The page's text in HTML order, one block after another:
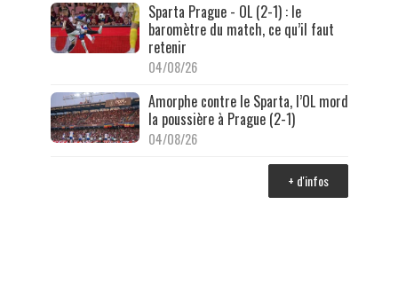
Sparta Prague - OL (2-1) : le
baromètre du match, ce qu’il faut
retenir
04/08/26
Amorphe contre le Sparta, l’OL mord
la poussière à Prague (2-1)
04/08/26
+ d'infos